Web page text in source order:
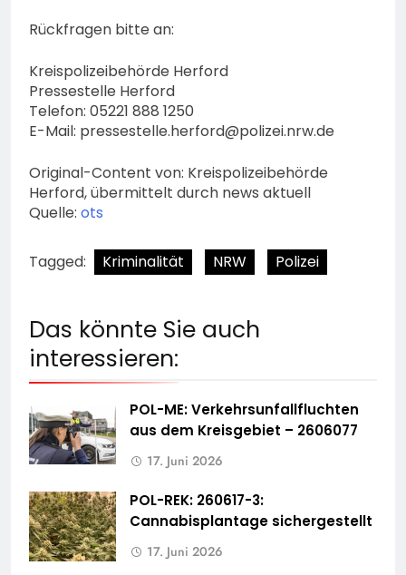
Rückfragen bitte an:
Kreispolizeibehörde Herford
Pressestelle Herford
Telefon: 05221 888 1250
E-Mail: pressestelle.herford@polizei.nrw.de
Original-Content von: Kreispolizeibehörde
Herford, übermittelt durch news aktuell
Quelle: ots
Tagged: Kriminalität NRW Polizei
Das könnte Sie auch
interessieren:
POL-ME: Verkehrsunfallfluchten
aus dem Kreisgebiet – 2606077
17. Juni 2026
POL-REK: 260617-3:
Cannabisplantage sichergestellt
17. Juni 2026